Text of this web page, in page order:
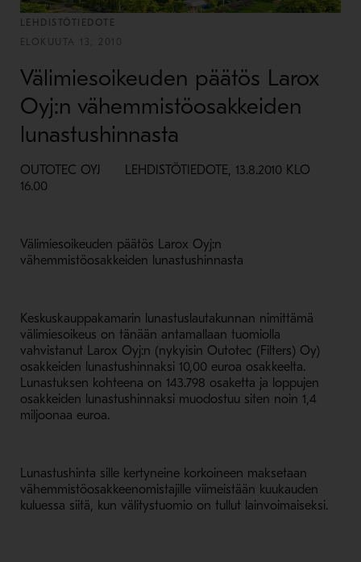
LEHDISTÖTIEDOTE
ELOKUUTA 13, 2010
Välimiesoikeuden päätös Larox
Oyj:n vähemmistöosakkeiden
lunastushinnasta
OUTOTEC OYJ LEHDISTÖTIEDOTE, 13.8.2010 KLO
16.00
Välimiesoikeuden päätös Larox Oyj:n
vähemmistöosakkeiden lunastushinnasta
Keskuskauppakamarin lunastuslautakunnan nimittämä
välimiesoikeus on tänään antamallaan tuomiolla
vahvistanut Larox Oyj:n (nykyisin Outotec (Filters) Oy)
osakkeiden lunastushinnaksi 10,00 euroa osakkeelta.
Lunastuksen kohteena on 143.798 osaketta ja loppujen
osakkeiden lunastushinnaksi muodostuu siten noin 1,4
miljoonaa euroa.
Lunastushinta sille kertyneine korkoineen maksetaan
vähemmistöosakkeenomistajille viimeistään kuukauden
kuluessa siitä, kun välitystuomio on tullut lainvoimaiseksi.